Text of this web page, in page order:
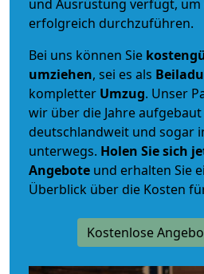
und Ausrüstung verfügt, um
erfolgreich durchzuführen.
Bei uns können Sie
umziehen, sei es als
kompletter Umzug. Unser
wir über die Jahre
deutschlandweit und sogar
unterwegs. Holen Sie sich
Angebote und erhalten Sie
Überblick über die Kosten
Kostenlose